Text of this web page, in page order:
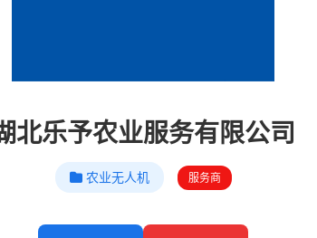
北乐予农业服务有限公司
农业无人机 服务商